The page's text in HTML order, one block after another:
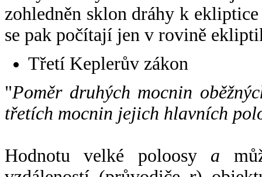
zohledněn sklon dráhy k
se pak počítají jen v rovině
Třetí Keplerův zákon
"Poměr druhých mocnin
třetích mocnin jejich hlavních
Hodnotu velké poloosy a